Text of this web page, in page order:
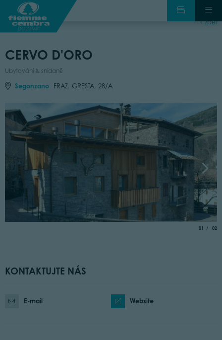
zpět
CERVO D'ORO
Ubytování & snídaně
Segonzano FRAZ. GRESTA, 28/A
01 of
02
KONTAKTUJTE NÁS
E-mail Website